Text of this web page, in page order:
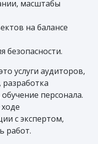
масштабы
на балансе
безопасности.
услуги аудиторов,
персонала.
с экспертом,
работ.